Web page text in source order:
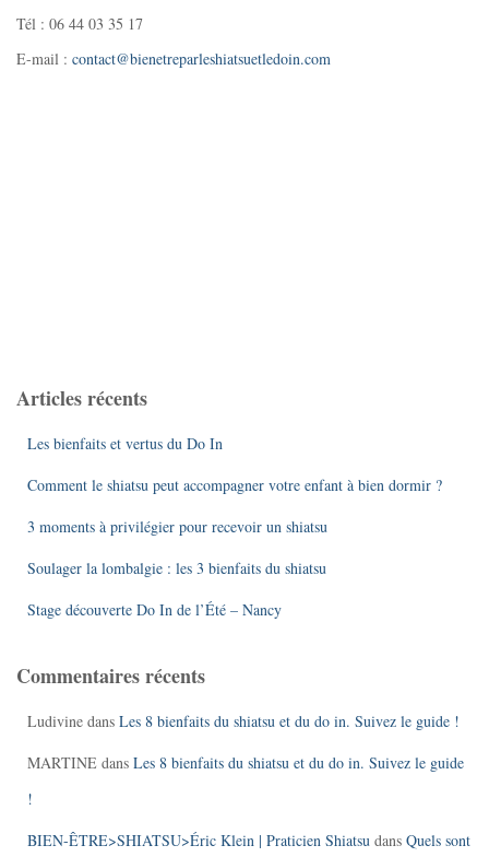
Tél : 06 44 03 35 17
E-mail : contact@bienetreparleshiatsuetledoin.com
Articles récents
Les bienfaits et vertus du Do In
Comment le shiatsu peut accompagner votre enfant à bien dormir ?
3 moments à privilégier pour recevoir un shiatsu
Soulager la lombalgie : les 3 bienfaits du shiatsu
Stage découverte Do In de l’Été – Nancy
Commentaires récents
Ludivine dans Les 8 bienfaits du shiatsu et du do in. Suivez le guide !
MARTINE dans Les 8 bienfaits du shiatsu et du do in. Suivez le guide
!
BIEN-ÊTRE>SHIATSU>Éric Klein | Praticien Shiatsu dans Quels sont